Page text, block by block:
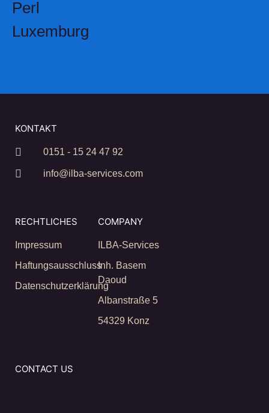
Perl
Luxemburg
KONTAKT
0151 - 15 24 47 92
info@ilba-services.com
RECHTLICHES
Impressum
Haftungsausschluss
Datenschutzerklärung
COMPANY
ILBA-Services
Inh. Basem
Daoud
Albanstraße 5
54329 Konz
CONTACT US